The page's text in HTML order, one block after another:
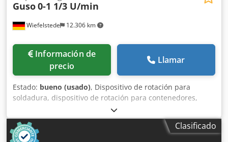
Wiefelstede 12.306 km
Guso0-1 1/3 U/min
Información de
precio
Llamar
Estado: bueno (usado), Dispositivo de rotación para
soldadura, dispositivo de rotación para contenedores,
dispositivo de rotación para soldadura, dispositivo de
rotación para soldadura, equipo de soldadura, mesa de
rotación para soldadura, dispositivo de rotación paraClasificado